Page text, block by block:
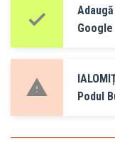
Google
Podul